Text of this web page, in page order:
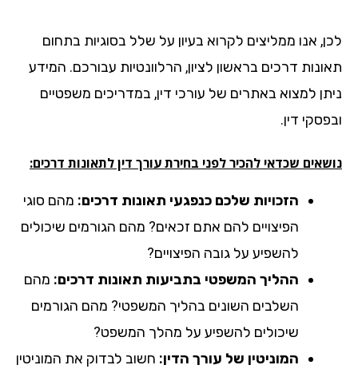
אנו ממליצים לקרוא בעיון על שלל בסוגיות בתחום
דרכים בראשון לציון, הרלוונטיות עבורכם. המידע
למצוא באתרים של עורכי דין, במדריכים משפטיים
דין.
שכדאי להכיר לפני בחירת עורך דין לתאונות דרכים:
הזכויות שלכם כנפגעי תאונות דרכים:מהם סוגי
הפיצויים להם אתם זכאים? מהם הגורמים שיכולים
להשפיע על גובה הפיצויים?
ההליך המשפטי בתביעות תאונות דרכים:מהם
השלבים השונים בהליך המשפטי? מהם הגורמים
שיכולים להשפיע על מהלך המשפט?
המוניטין של עורך הדין:חשוב לבדוק את המוניטין